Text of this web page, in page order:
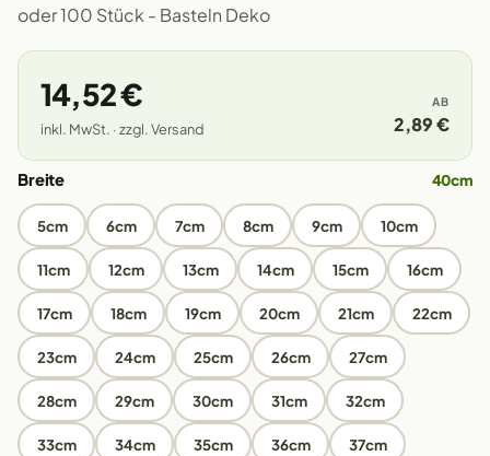
oder 100 Stück - Basteln Deko
14,52 €
inkl. MwSt. · zzgl. Versand
AB
2,89 €
Breite 40cm
5cm 6cm 7cm 8cm 9cm 10cm
11cm 12cm 13cm 14cm 15cm 16cm
17cm 18cm 19cm 20cm 21cm 22cm
23cm 24cm 25cm 26cm 27cm
28cm 29cm 30cm 31cm 32cm
33cm 34cm 35cm 36cm 37cm